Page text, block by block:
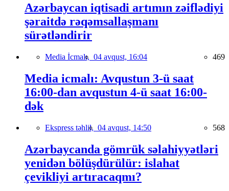
Azərbaycan iqtisadi artımın zəiflədiyi
şəraitdə rəqəmsallaşmanı
sürətləndirir
Media İcmalı, 04 avqust, 16:04 469
Media icmalı: Avqustun 3-ü saat
16:00-dan avqustun 4-ü saat 16:00-
dək
Ekspress təhlil, 04 avqust, 14:50 568
Azərbaycanda gömrük səlahiyyətləri
yenidən bölüşdürülür: islahat
çevikliyi artıracaqmı?